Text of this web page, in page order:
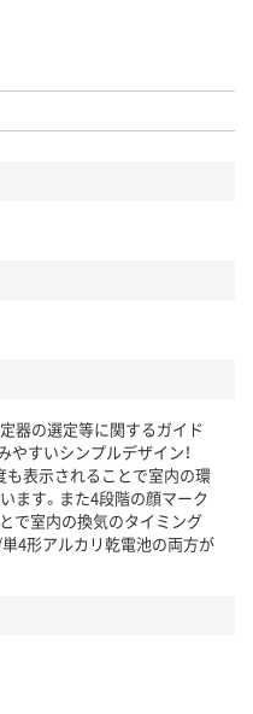
器の選定等に関するガイド
すいシンプルデザイン！
も表示されることで室内の環
ます。また4段階の顔マーク
で室内の換気のタイミング
4形アルカリ乾電池の両方が